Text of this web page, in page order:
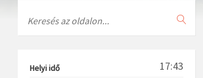
Helyi idő 17:43